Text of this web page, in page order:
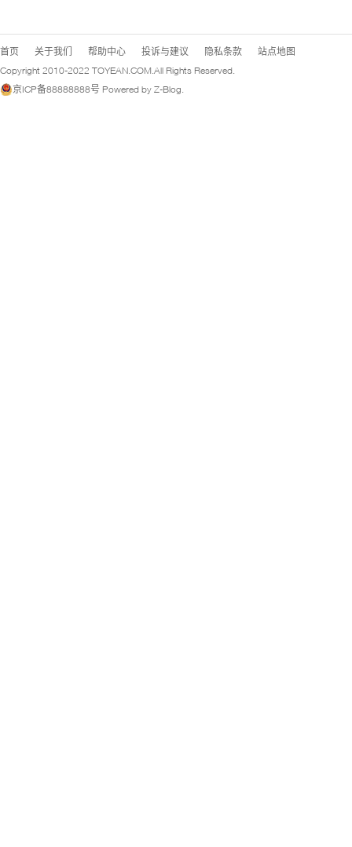
首页 关于我们 帮助中心 投诉与建议 隐私条款
站点地图
Copyright 2010-2022 TOYEAN.COM.All Rights Reserved.
京ICP备88888888号 Powered by Z-Blog.